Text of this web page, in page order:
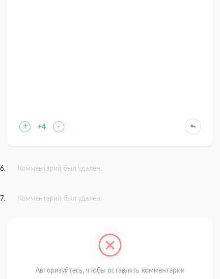
+ +4 -
Комментарий был удален.
Комментарий был удален.
Авторизуйтесь, чтобы оставлять комментарии